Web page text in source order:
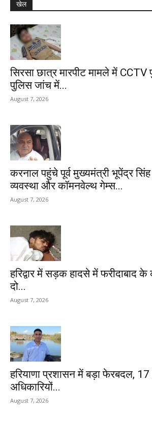
खेल
सिरसा छात्र मारपीट मामले में CCTV
पुलिस जांच में...
August 7, 2026
करनाल पहुंचे पूर्व मुख्यमंत्री भूपेंद्र
व्यवस्था और कॉमनवेल्थ गेम्स...
August 7, 2026
हरिद्वार में सड़क हादसे में फरीदाबाद के
दो...
August 7, 2026
हरियाणा प्रशासन में बड़ा फेरबदल,
अधिकारियों...
August 7, 2026